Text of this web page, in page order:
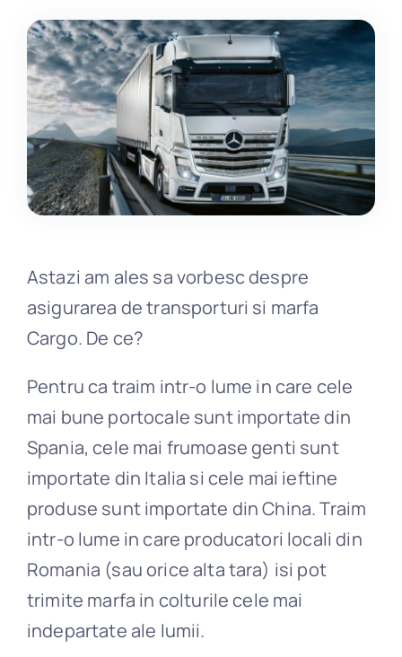
Blog
Contact
Astazi am ales sa vorbesc despre
asigurarea de transporturi si marfa
Cargo. De ce?
Pentru ca traim intr-o lume in care cele
mai bune portocale sunt importate din
Spania, cele mai frumoase genti sunt
importate din Italia si cele mai ieftine
produse sunt importate din China. Traim
intr-o lume in care producatori locali din
Romania (sau orice alta tara) isi pot
trimite marfa in colturile cele mai
indepartate ale lumii.